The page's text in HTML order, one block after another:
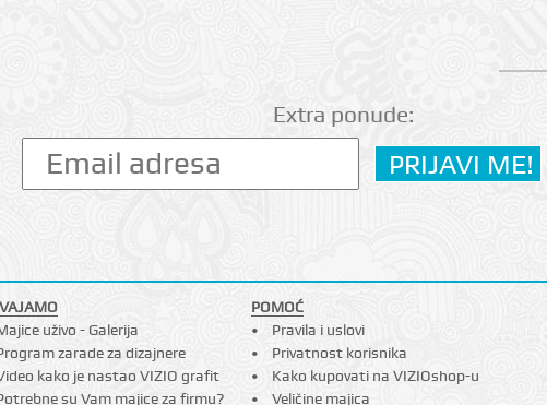
Extra ponude:
uživo - Galerija
zarade za dizajnere
kako je nastao VIZIO grafit
su Vam majice za firmu?
POMOĆ
Pravila i uslovi
Privatnost korisnika
Kako kupovati na VIZIOshop-u
Veličine majica